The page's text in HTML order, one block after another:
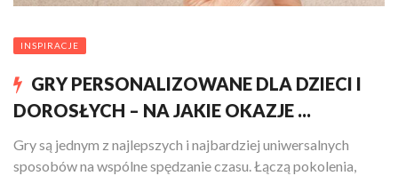
INSPIRACJE
GRY PERSONALIZOWANE DLA DZIECI I
DOROSŁYCH – NA JAKIE OKAZJE ...
Gry są jednym z najlepszych i najbardziej uniwersalnych
sposobów na wspólne spędzanie czasu. Łączą pokolenia,